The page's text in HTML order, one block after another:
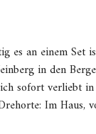
es an einem
in den
sofort verliebt
Im